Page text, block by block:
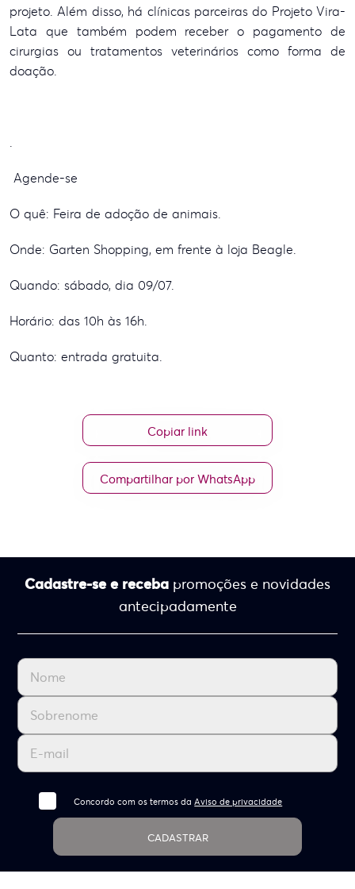
projeto. Além disso, há clínicas parceiras do Projeto Vira-
Lata que também podem receber o pagamento de
cirurgias ou tratamentos veterinários como forma de
doação.
.
Agende-se
O quê: Feira de adoção de animais.
Onde: Garten Shopping, em frente à loja Beagle.
Quando: sábado, dia 09/07.
Horário: das 10h às 16h.
Quanto: entrada gratuita.
Copiar link
Compartilhar por WhatsApp
Cadastre-se e receba promoções e novidades
antecipadamente
Concordo com os termos daAviso de privacidade
CADASTRAR